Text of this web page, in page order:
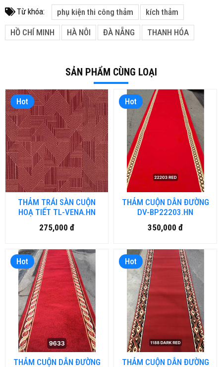
Từ khóa: phụ kiện thi công thảm kích thảm
HỒ CHÍ MINH HÀ NÔI ĐÀ NẴNG THANH HÓA
SẢN PHẨM CÙNG LOẠI
Hot
THẢM TRÁI SÀN CUỘN
HOẠ TIẾT TL-VENA.HN
275,000 đ
Hot
THẢM CUỘN DẪN ĐƯỜNG
DV-BP22203.HN
350,000 đ
Hot
THẢM CUỘN DẪN ĐƯỜNG
Hot
THẢM CUỘN DẪN ĐƯỜNG